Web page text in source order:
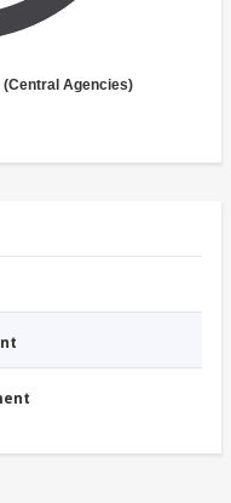
(Central Agencies)